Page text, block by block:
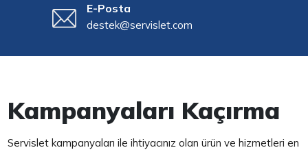
E-Posta
destek@servislet.com
Kampanyaları Kaçırma
Servislet kampanyaları ile ihtiyacınız olan ürün ve hizmetleri en